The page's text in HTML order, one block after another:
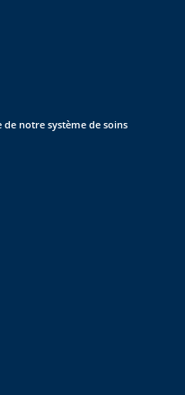
notre système de soins